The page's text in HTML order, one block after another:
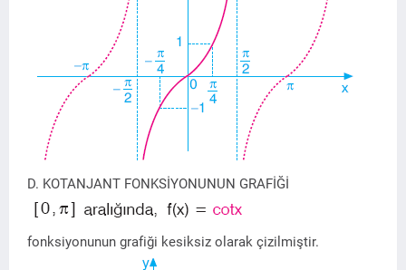
D. KOTANJANT FONKSİYONUNUN GRAFİĞİ
fonksiyonunun grafiği kesiksiz olarak çizilmiştir.